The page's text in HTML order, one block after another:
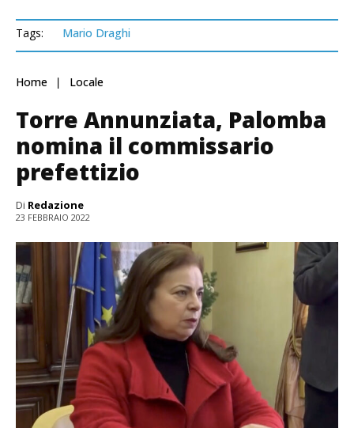
Tags: Mario Draghi
Home Locale
Torre Annunziata, Palomba
nomina il commissario
prefettizio
Di Redazione
23 FEBBRAIO 2022